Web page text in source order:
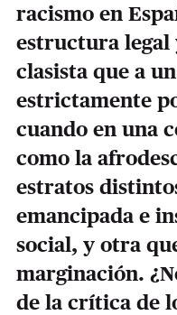
racismo en
estructura legal
clasista que a
estrictamente
cuando en una
como la
estratos
emancipada e
social, y otra
marginación.
de la crítica de